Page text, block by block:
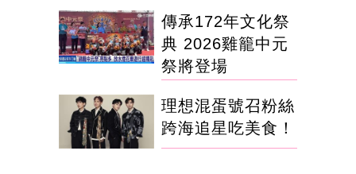
傳承172年文化祭
典 2026雞籠中元
祭將登場
理想混蛋號召粉絲
跨海追星吃美食！